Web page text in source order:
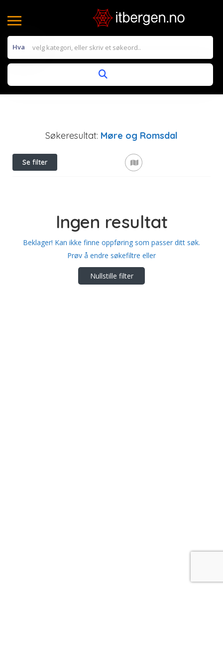
Hva
Søkeresultat: Møre og Romsdal
Se filter
Ingen resultat
Beklager! Kan ikke finne oppføring som passer ditt søk.
Prøv å endre søkefiltre eller
Nullstille filter